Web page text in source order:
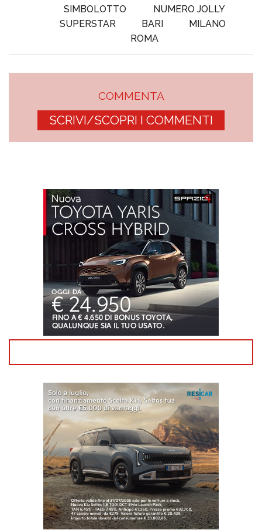
SIMBOLOTTO
NUMERO JOLLY
SUPERSTAR
BARI
MILANO
ROMA
COMMENTA
SCRIVI/SCOPRI I COMMENTI